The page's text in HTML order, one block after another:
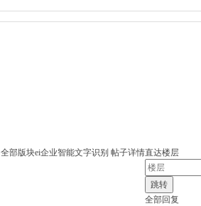
全部版块ei企业智能文字识别 帖子详情直达楼层
跳转
全部回复